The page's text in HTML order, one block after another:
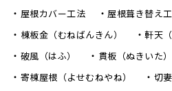
屋根カバー工法
屋根葺き替え
棟板金（むねばんきん）
軒天
破風（はふ）
貫板（ぬきいた）
寄棟屋根（よせむねやね）
切